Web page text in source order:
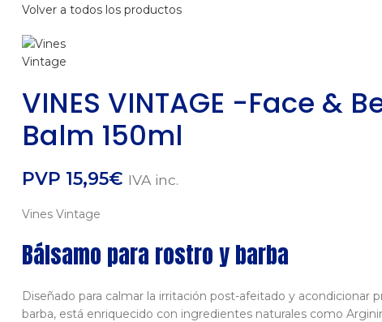
Volver a todos los productos
VINES VINTAGE -Face &
Balm 150ml
PVP 15,95€ IVA inc.
Vines Vintage
Bálsamo para rostro y barba
Diseñado para calmar la irritación post-afeitado y acondicionar
barba, está enriquecido con ingredientes naturales como